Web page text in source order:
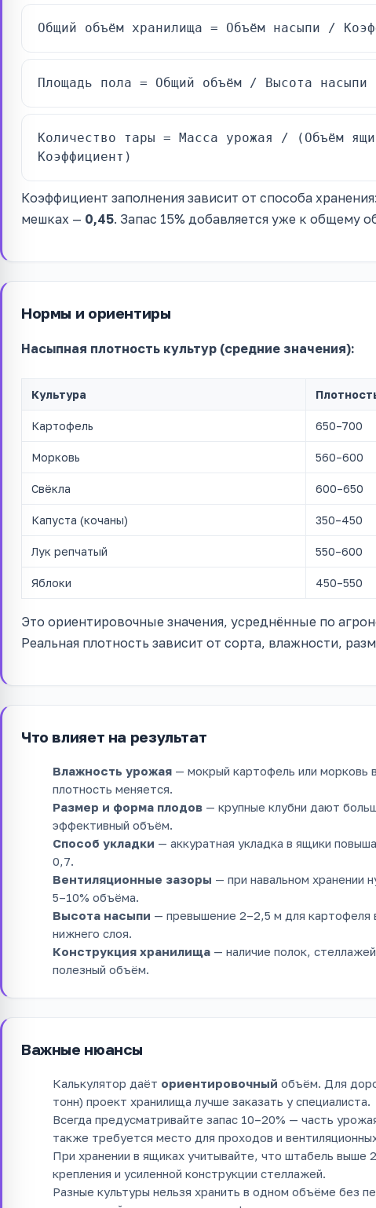
Общий объём хранилища = Объём насыпи /
Площадь пола = Общий объём / Высота насыпи
Количество тары = Масса урожая / (Объём
Коэффициент)
Коэффициент заполнения зависит от способа
мешках — 0,45. Запас 15% добавляется уже к общему
Нормы и ориентиры
Насыпная плотность культур (средние значения):
Культура
Картофель 650–700
Морковь 560–600
Свёкла 600–650
Капуста (кочаны) 350–450
Лук репчатый 550–600
Яблоки 450–550
Это ориентировочные значения, усреднённые по
Реальная плотность зависит от сорта, влажности,
Что влияет на результат
Влажность урожая — мокрый картофель или морковь
плотность меняется.
Размер и форма плодов — крупные клубни дают
эффективный объём.
Способ укладки — аккуратная укладка в ящики
0,7.
Вентиляционные зазоры — при навальном хранении
5–10% объёма.
Высота насыпи — превышение 2–2,5 м для картофеля
нижнего слоя.
Конструкция хранилища — наличие полок,
полезный объём.
Важные нюансы
Калькулятор даёт ориентировочный объём. Для
тонн) проект хранилища лучше заказать у специалиста.
Всегда предусматривайте запас 10–20% — часть
также требуется место для проходов и
При хранении в ящиках учитывайте, что штабель выше
крепления и усиленной конструкции стеллажей.
Разные культуры нельзя хранить в одном объёме без